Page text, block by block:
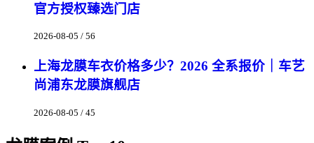
官方授权臻选门店
2026-08-05 / 56
上海龙膜车衣价格多少？2026 全系报价｜车艺
尚浦东龙膜旗舰店
2026-08-05 / 45